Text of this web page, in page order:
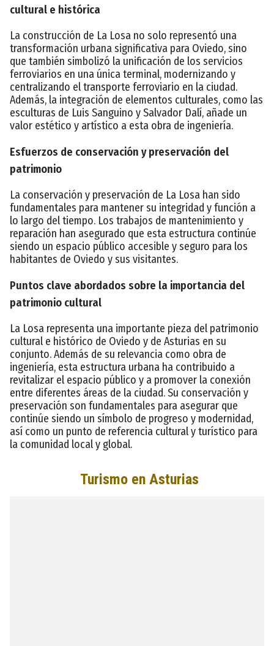
cultural e histórica
La construcción de La Losa no solo representó una
transformación urbana significativa para Oviedo, sino
que también simbolizó la unificación de los servicios
ferroviarios en una única terminal, modernizando y
centralizando el transporte ferroviario en la ciudad.
Además, la integración de elementos culturales, como las
esculturas de Luis Sanguino y Salvador Dalí, añade un
valor estético y artístico a esta obra de ingeniería.
Esfuerzos de conservación y preservación del
patrimonio
La conservación y preservación de La Losa han sido
fundamentales para mantener su integridad y función a
lo largo del tiempo. Los trabajos de mantenimiento y
reparación han asegurado que esta estructura continúe
siendo un espacio público accesible y seguro para los
habitantes de Oviedo y sus visitantes.
Puntos clave abordados sobre la importancia del
patrimonio cultural
La Losa representa una importante pieza del patrimonio
cultural e histórico de Oviedo y de Asturias en su
conjunto. Además de su relevancia como obra de
ingeniería, esta estructura urbana ha contribuido a
revitalizar el espacio público y a promover la conexión
entre diferentes áreas de la ciudad. Su conservación y
preservación son fundamentales para asegurar que
continúe siendo un símbolo de progreso y modernidad,
así como un punto de referencia cultural y turístico para
la comunidad local y global.